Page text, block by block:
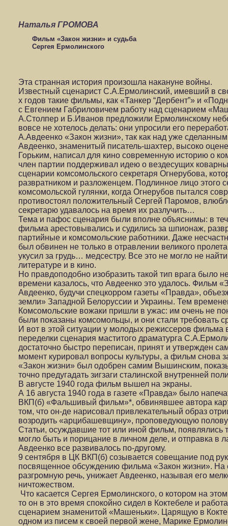
Наталья ГРОМОВА
Фильм «Закон жизни» и судьба
Сергея Ермолинского
Эта странная история произошла накануне войны.
Известный сценарист С.А.Ермолинский, имевший в
х годов такие фильмы, как «Танкер “Дербент”» и
с Евгением Габриловичем работу над сценарием
А.Столпер и Б.Иванов предложили Ермолинскому
вовсе не хотелось делать: они упросили его
А.Авдеенко «Закон жизни», так как над уже
Авдеенко, знаменитый писатель-шахтер, высоко
Горьким, написал для кино современную историю о
член партии поддерживал идею о вездесущих
сценарии комсомольского секретаря Огнерубова,
развратником и разложенцем. Подлинное лицо этого
комсомольской гулянки, когда Огнерубов пытался
противостоял положительный Сергей Паромов,
секретарю удавалось на время их разлучить…
Тема и пафос сценария были вполне объяснимы: в
фильма арестовывались и судились за шпионаж,
партийные и комсомольские работники. Даже
был обвинен не только в отравлении великого
укусил за грудь… медсестру. Все это не могло не
литературе и в кино.
Но правдоподобно изобразить такой тип врага было
времени казалось, что Авдеенко это удалось. Фильм
Авдеенко, будучи спецкорром газеты «Правда»,
земли» Западной Белоруссии и Украины. Тем
Комсомольские вожаки пришли в ужас: им очень не
были показаны комсомольцы, и они стали требовать
И вот в этой ситуации у молодых режиссеров фильма
переделки сценария маститого драматурга
достаточно быстро переписан, принят и утвержден
момент курировал вопросы культуры, а фильм снова
«Закон жизни» был одобрен самим Вышинским,
точно предугадать зигзаги сталинской внутренней
В августе 1940 года фильм вышел на экраны.
А 16 августа 1940 года в газете «Правда» было
ВКП(б) «Фальшивый фильм»*, обвинявшее автора
том, что он-де нарисовал привлекательный образ
возродить «арцибашевщину», проповедующую
Статьи, осуждавшие тот или иной фильм, появлялись
могло быть и порицание в личном деле, и отправка в
Авдеенко все развивалось по-другому.
9 сентября в ЦК ВКП(б) созывается совещание под
посвященное обсуждению фильма «Закон жизни». На
разгромную речь, унижает Авдеенко, называя его
ничтожеством.
Что касается Сергея Ермолинского, о котором на
то он в это время спокойно сидел в Коктебеле и
сценарием знаменитой «Машеньки». Царящую в
одном из писем к своей первой жене, Марике